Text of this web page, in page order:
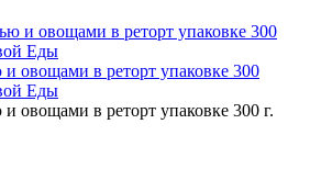
и овощами в реторт упаковке 300
Еды
овощами в реторт упаковке 300 г.